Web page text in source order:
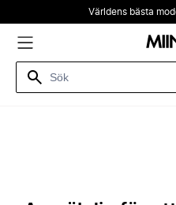
Världens bästa